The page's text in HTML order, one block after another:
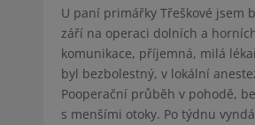
U paní primářky Třeškové jsem
září na operaci dolních a
komunikace, příjemná, milá
byl bezbolestný, v lokální
Pooperační průběh v pohodě,
s menšími otoky. Po týdnu